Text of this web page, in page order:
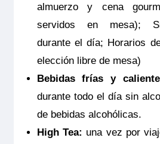
Double Cabin
2.395€
Reservar
Camarote con balcón francés,
plana, minibar incluido, productos
secador de pelo, caja fuerte, aire
WC.
y deberá ser contratado
momento de la
coberturas del
solamente para los
en la propia agencia
seguro.
almuerzo y cena
servidos en mesa);
durante el día; Horarios
elección libre de mesa)
Bebidas frías y
durante todo el día sin
de bebidas alcohólicas.
High Tea: una vez por